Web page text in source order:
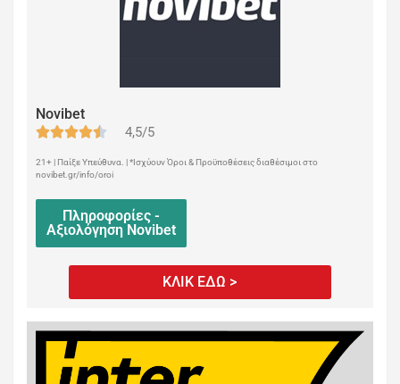
Novibet
4,5/5
21+ | Παίξε Υπεύθυνα. | *Ισχύουν Όροι & Προϋποθέσεις διαθέσιμοι στο
novibet.gr/info/oroi
Πληροφορίες -
Αξιολόγηση Novibet
ΚΛΙΚ ΕΔΩ >